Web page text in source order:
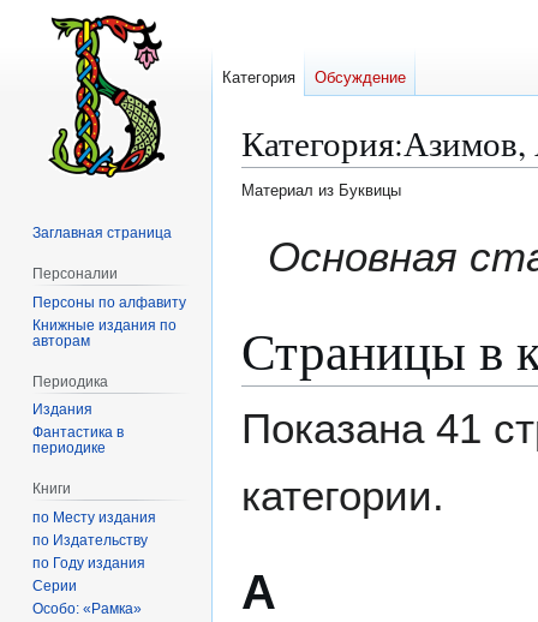
Категория:Азимов,
Материал из Буквицы
Основная
Страницы в
Показана 41
категории.
А
Категория Обсуждение
Заглавная страница
Персоналии
Персоны по алфавиту
Книжные издания по
авторам
Периодика
Издания
Фантастика в
периодике
Книги
по Месту издания
по Издательству
по Году издания
Серии
Особо: «Рамка»